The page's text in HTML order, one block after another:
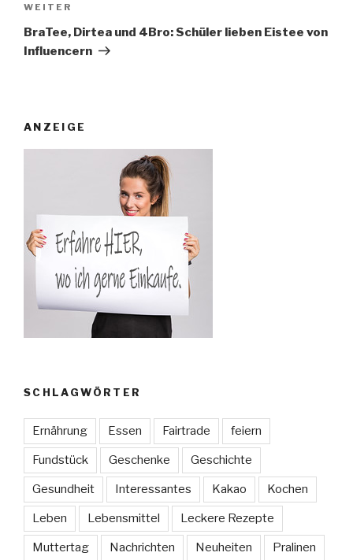
Nächster
Beitrag
WEITER
BraTee, Dirtea und 4Bro: Schüler lieben Eistee von
Influencern
ANZEIGE
SCHLAGWÖRTER
Ernährung Essen Fairtrade feiern
Fundstück Geschenke Geschichte
Gesundheit Interessantes Kakao Kochen
Leben Lebensmittel Leckere Rezepte
Muttertag Nachrichten Neuheiten Pralinen